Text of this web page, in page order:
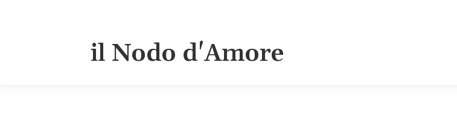
il Nodo d'Amore